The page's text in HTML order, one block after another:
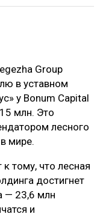
Group
в уставном
у Bonum Capital
млн. Это
лесного
мире.
тому, что лесная
достигнет
— 23,6 млн
и